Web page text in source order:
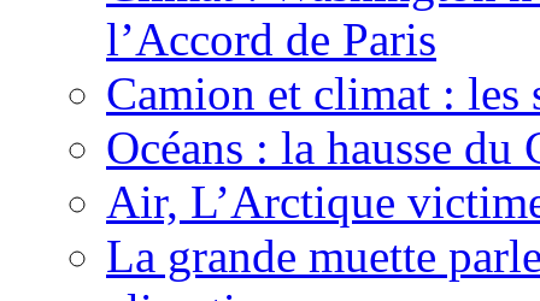
l’Accord de Paris
Camion et climat : les
Océans : la hausse
Air, L’Arctique
La grande muette